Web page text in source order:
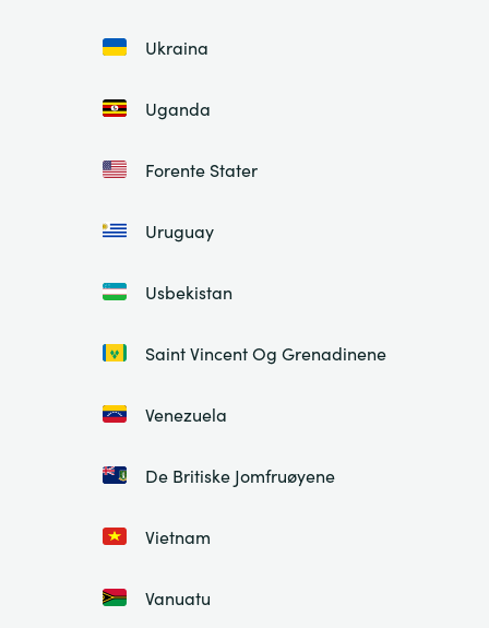
Ukraina
Uganda
Forente Stater
Uruguay
Usbekistan
Saint Vincent Og Grenadinene
Venezuela
De Britiske Jomfruøyene
Vietnam
Vanuatu